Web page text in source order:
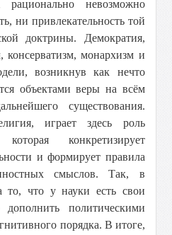
невозможно
ни привлекательность той
доктрины. Демократия,
консерватизм, монархизм и
возникнув как нечто
объектами веры на всём
существования.
играет здесь роль
конкретизирует
и формирует правила
смыслов.Так, в
то, что у науки есть свои
политическими
порядка. В итоге,